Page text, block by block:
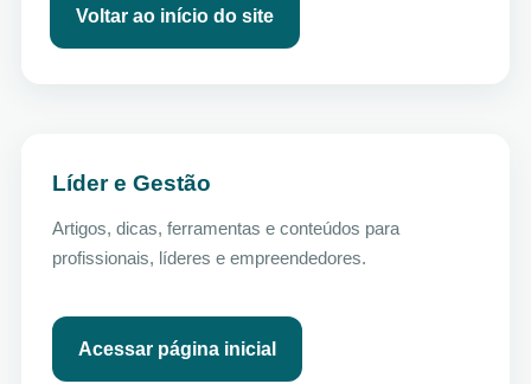
Voltar ao início do site
Líder e Gestão
Artigos, dicas, ferramentas e conteúdos para
profissionais, líderes e empreendedores.
Acessar página inicial